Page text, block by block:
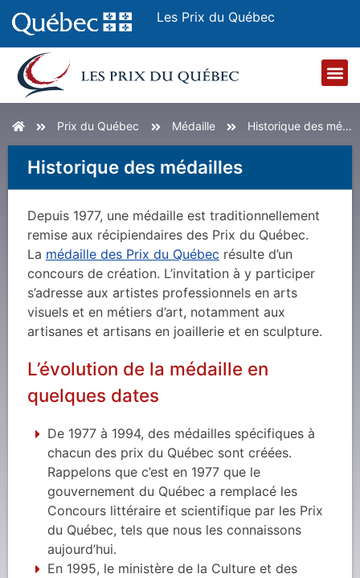
Les Prix du Québec
Prix du Québec Médaille Historique des médailles
Historique des médailles
Depuis 1977, une médaille est traditionnellement
remise aux récipiendaires des Prix du Québec.
La médaille des Prix du Québec résulte d’un
concours de création. L’invitation à y participer
s’adresse aux artistes professionnels en arts
visuels et en métiers d’art, notamment aux
artisanes et artisans en joaillerie et en sculpture.
L’évolution de la médaille en
quelques dates
De 1977 à 1994, des médailles spécifiques à
chacun des prix du Québec sont créées.
Rappelons que c’est en 1977 que le
gouvernement du Québec a remplacé les
Concours littéraire et scientifique par les Prix
du Québec, tels que nous les connaissons
aujourd’hui.
En 1995, le ministère de la Culture et des